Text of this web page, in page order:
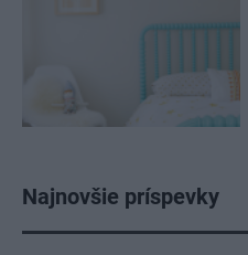
Najnovšie príspevky